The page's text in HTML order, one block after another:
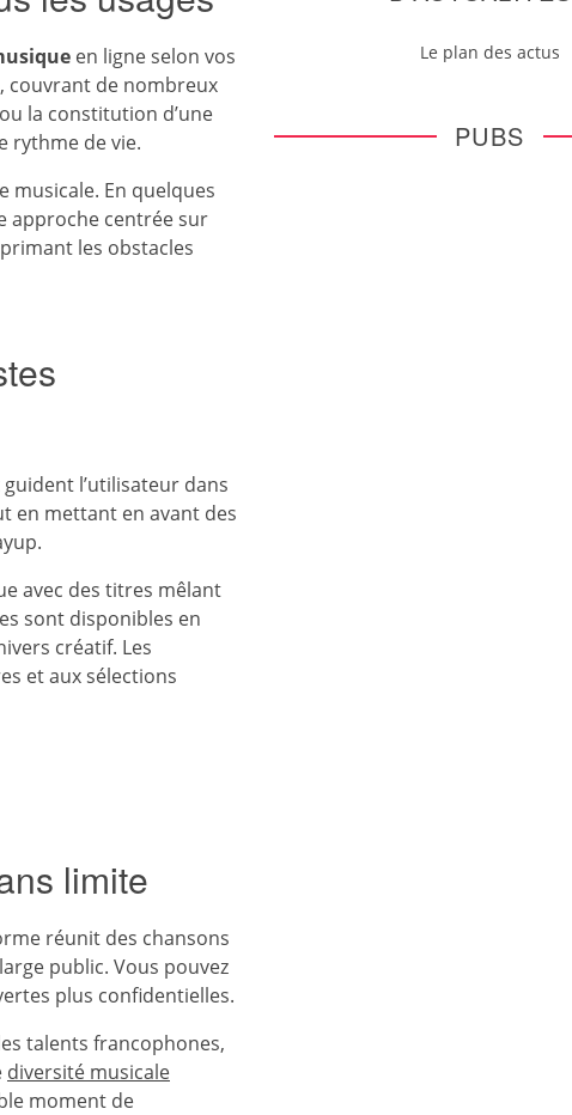
en ligne selon vos
couvrant de nombreux
la constitution d’une
rythme de vie.
musicale. En quelques
approche centrée sur
les obstacles
l’utilisateur dans
en mettant en avant des
avec des titres mêlant
sont disponibles en
créatif. Les
et aux sélections
limite
réunit des chansons
public. Vous pouvez
plus confidentielles.
talents francophones,
diversité musicale
moment de
Le plan des actus
PUBS